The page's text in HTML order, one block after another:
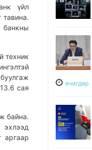
үйл
тавина.
банкны
техник
сая
байна.
эхлээд
аргаар
өчигдѳр